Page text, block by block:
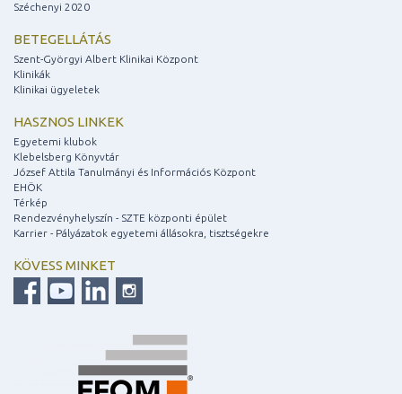
Széchenyi 2020
BETEGELLÁTÁS
Szent-Györgyi Albert Klinikai Központ
Klinikák
Klinikai ügyeletek
HASZNOS LINKEK
Egyetemi klubok
Klebelsberg Könyvtár
József Attila Tanulmányi és Információs Központ
EHÖK
Térkép
Rendezvényhelyszín - SZTE központi épület
Karrier - Pályázatok egyetemi állásokra, tisztségekre
KÖVESS MINKET